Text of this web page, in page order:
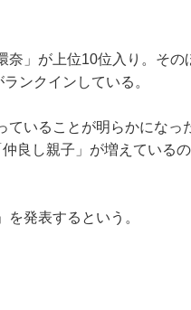
」が上位10位入り。その
ンクインしている。
いることが明らかになっ
良し親子」が増えている
発表するという。